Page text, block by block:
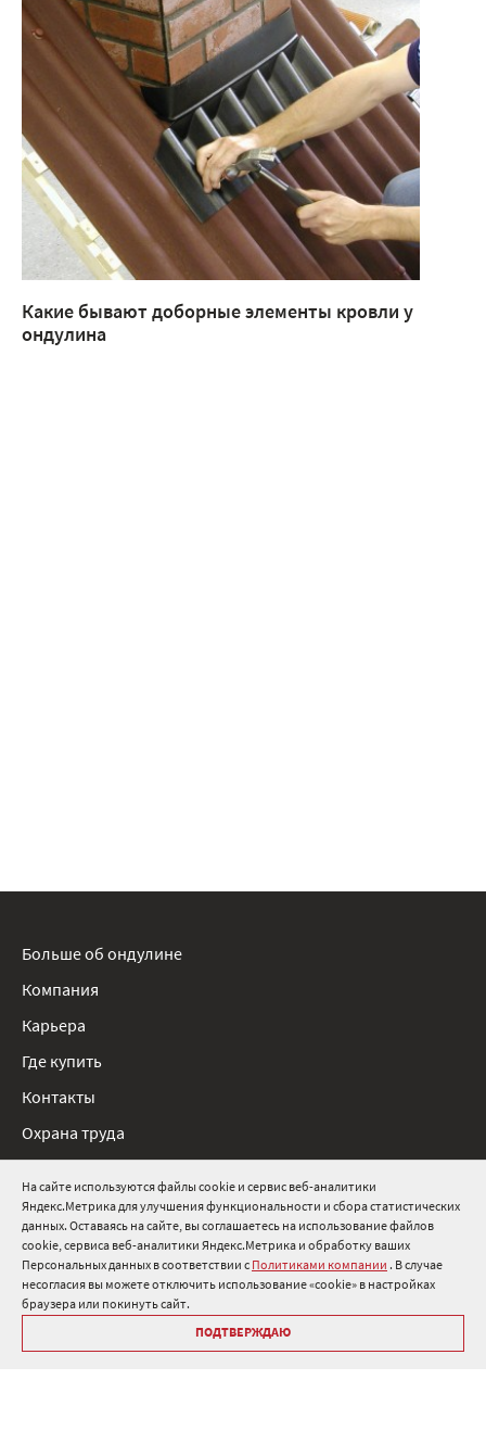
На сайте используются файлы cookie и сервис веб-аналитики
Яндекс.Метрика для улучшения функциональности и сбора статистических
данных. Оставаясь на сайте, вы соглашаетесь на использование файлов
cookie, сервиса веб-аналитики Яндекс.Метрика и обработку ваших
Персональных данных в соответствии с Политиками компании . В случае
несогласия вы можете отключить использование «cookie» в настройках
браузера или покинуть сайт.
ПОДТВЕРЖДАЮ
Какие бывают доборные элементы кровли у
ондулина
8 800 511 91 82
info@onduline.ru
Россия Беларусь Казахстан
Больше об ондулине
Компания
Карьера
Где купить
Контакты
Охрана труда